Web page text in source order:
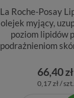
La Roche-Posay
olejek myjący,
poziom lipidów
podrażnieniom
66,40 zł
0,17 zł / szt.